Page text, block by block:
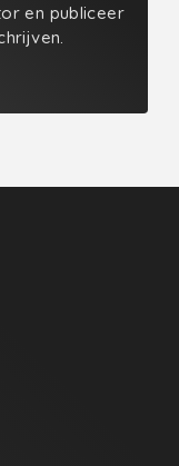
en publiceer